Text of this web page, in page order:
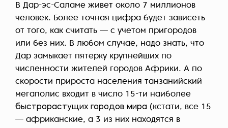
В Дар-эс-Саламе живет около 7 миллионов
человек. Более точная цифра будет зависеть
от того, как считать — с учетом пригородов
или без них. В любом случае, надо знать, что
Дар замыкает пятерку крупнейших по
численности жителей городов Африки. А по
скорости прироста населения танзанийский
мегаполис входит в число 15-ти наиболее
быстрорастущих городов мира (кстати, все 15
— африканские, а 3 из них находятся в